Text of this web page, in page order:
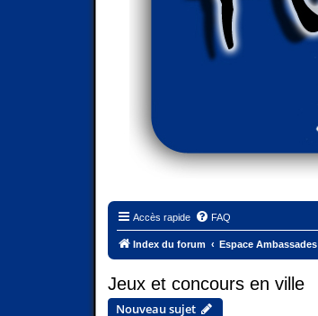
Accès rapide FAQ
Index du forum Espace Ambassades
Jeux et concours en ville
Nouveau sujet